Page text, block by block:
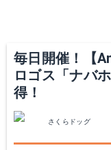
毎日開催！【
ロゴス「ナバ
得！
さくらドッグ